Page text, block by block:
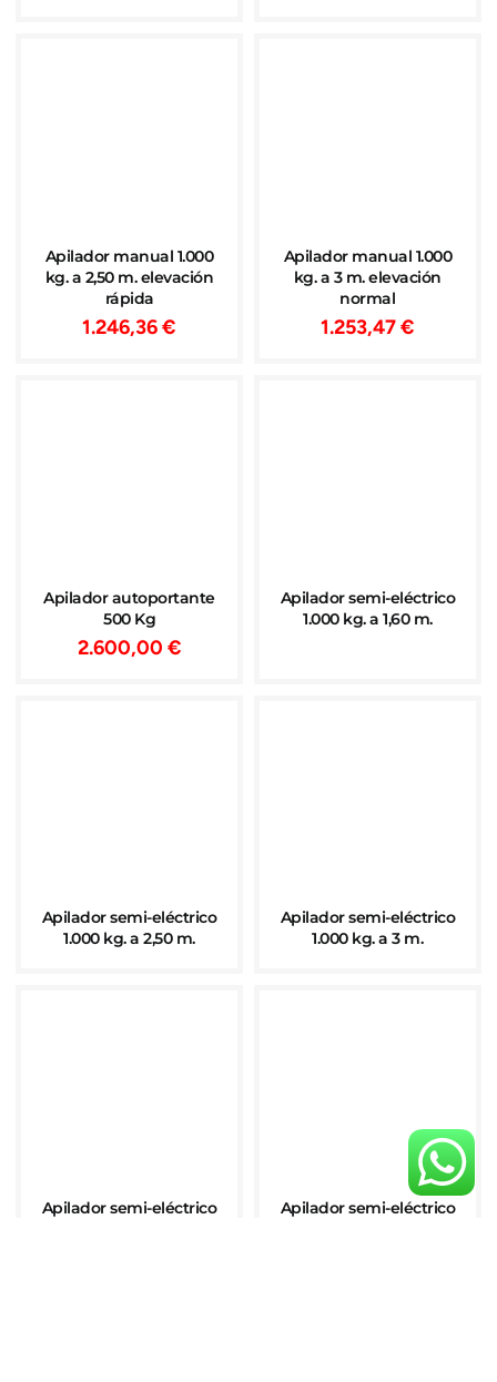
Apilador manual 1.000
kg. a 2,50 m. elevación
rápida
1.246,36€
Apilador manual 1.000
kg. a 3 m. elevación
normal
1.253,47€
Apilador autoportante
500 Kg
2.600,00 €
Apilador semi-eléctrico
1.000 kg. a 1,60 m.
Apilador semi-eléctrico
1.000 kg. a 2,50 m.
Apilador semi-eléctrico
1.000 kg. a 3 m.
Apilador semi-eléctrico
Apilador semi-eléctrico